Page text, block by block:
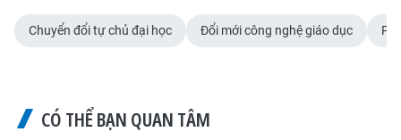
Chuyển đổi tự chủ đại học Đổi mới công nghệ giáo dục
CÓ THỂ BẠN QUAN TÂM